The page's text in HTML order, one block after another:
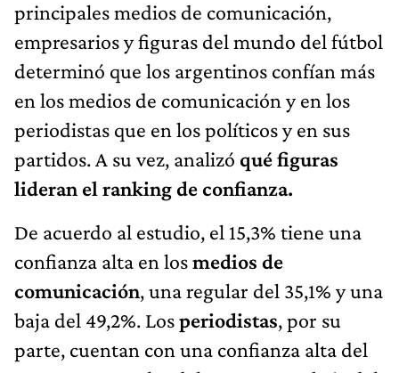
principales medios de comunicación,
empresarios y figuras del mundo del fútbol
determinó que los argentinos confían más
en los medios de comunicación y en los
periodistas que en los políticos y en sus
partidos. A su vez, analizó qué figuras
lideran el ranking de confianza.
De acuerdo al estudio, el 15,3% tiene una
confianza alta en losmedios de
comunicación, una regular del 35,1% y una
baja del 49,2%. Losperiodistas, por su
parte, cuentan con una confianza alta del